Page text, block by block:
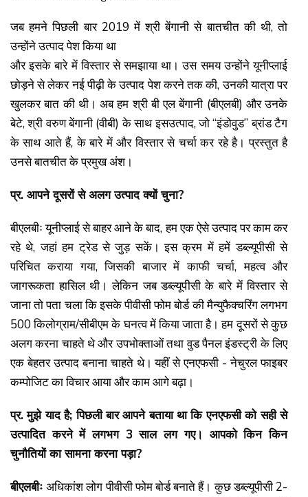
जब हमने पिछली बार 2019 में श्री बेंगानी से बातचीत की थी, तो
उन्होंने उत्पाद पेश किया था
और इसके बारे में विस्तार से समझाया था। उस समय उन्होंने यूनीप्लाई
छोड़ने से लेकर नई पीढ़ी के उत्पाद पेश करने तक की, उनकी यात्रा पर
खुलकर बात की थी। अब हम श्री बी एल बेंगानी (बीएलबी) और उनके
बेटे, श्री वरुण बेंगानी (वीबी) के साथ इसउत्पाद, जो ‘‘इंडोवुड’’ ब्रांड टैग
के साथ आते हैं, के बारे में और विस्तार से चर्चा कर रहे है। प्रस्तुत है
उनसे बातचीत के प्रमुख अंश।
प्र. आपने दूसरों से अलग उत्पाद क्यों चुना?
बीएलबीः यूनीप्लाई से बाहर आने के बाद, हम एक ऐसे उत्पाद पर काम कर
रहे थे, जहां हम ट्रेड से जुड़ सकें। इस क्रम में हमें डब्ल्यूपीसी से
परिचित कराया गया, जिसकी बाजार में काफी चर्चा, महत्व और
जागरूकता हासिल थी। लेकिन जब डब्ल्यूपीसी के बारे में विस्तार से
जाना तो पता चला कि इसके पीवीसी फोम बोर्ड की मैन्युफैक्चरिंग लगभग
500 किलोग्राम/सीबीएम के घनत्व में किया जाता है। हम दूसरों से कुछ
अलग करना चाहते थे और उपभोक्ताओं तथा वुड पैनल इंडस्ट्री के लिए
एक बेहतर उत्पाद बनाना चाहते थे। यहीं से एनएफसी - नेचुरल फाइबर
कम्पोजिट का विचार आया और काम आगे बढ़ा।
प्र. मुझे याद है; पिछली बार आपने बताया था कि एनएफसी को सही से
उत्पादित करने में लगभग 3 साल लग गए। आपको किन किन
चुनौतियों का सामना करना पड़ा?
बीएलबीःअधिकांश लोग पीवीसी फोम बोर्ड बनाते हैं। कुछ डब्ल्यूपीसी 2-